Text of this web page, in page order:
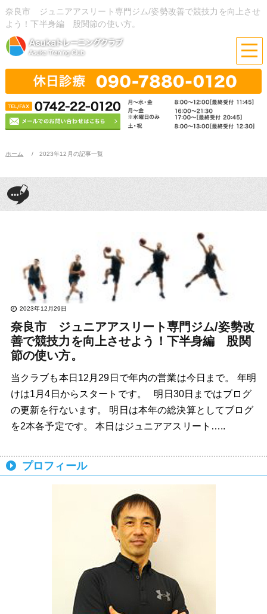
奈良市 ジュニアアスリート専門ジム/姿勢改善で競技力を向上させ
よう！下半身編 股関節の使い方。
ホーム 2023年12月の記事一覧
2023年12月29日
奈良市 ジュニアアスリート専門ジム/姿勢改
善で競技力を向上させよう！下半身編 股関
節の使い方。
当クラブも本日12月29日で年内の営業は今日まで。 年明
けは1月4日からスタートです。 明日30日まではブログ
の更新を行ないます。 明日は本年の総決算としてブログ
を2本各予定です。 本日はジュニアアスリート…..
プロフィール